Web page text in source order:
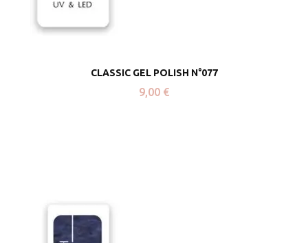
CLASSIC GEL POLISH N°077
9,00 €